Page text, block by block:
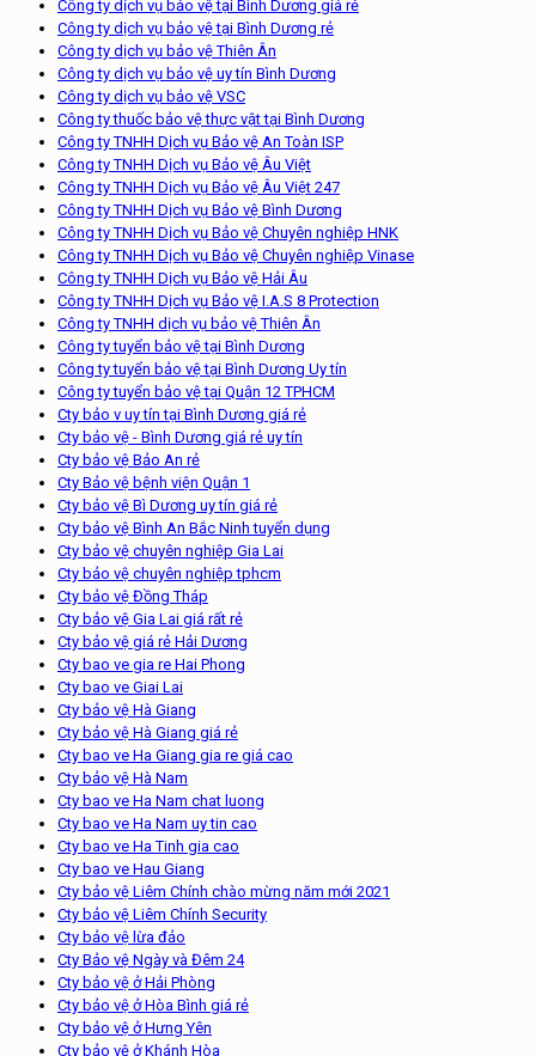
Công ty dịch vụ bảo vệ tại Bình Dương giá rẻ
Công ty dịch vụ bảo vệ tại Bình Dương rẻ
Công ty dịch vụ bảo vệ Thiên Ân
Công ty dịch vụ bảo vệ uy tín Bình Dương
Công ty dịch vụ bảo vệ VSC
Công ty thuốc bảo vệ thực vật tại Bình Dương
Công ty TNHH Dịch vụ Bảo vệ An Toàn ISP
Công ty TNHH Dịch vụ Bảo vệ Âu Việt
Công ty TNHH Dịch vụ Bảo vệ Âu Việt 247
Công ty TNHH Dịch vụ Bảo vệ Bình Dương
Công ty TNHH Dịch vụ Bảo vệ Chuyên nghiệp HNK
Công ty TNHH Dịch vụ Bảo vệ Chuyên nghiệp Vinase
Công ty TNHH Dịch vụ Bảo vệ Hải Âu
Công ty TNHH Dịch vụ Bảo vệ I.A.S 8 Protection
Công ty TNHH dịch vụ bảo vệ Thiên Ân
Công ty tuyển bảo vệ tại Bình Dương
Công ty tuyển bảo vệ tại Bình Dương Uy tín
Công ty tuyển bảo vệ tại Quận 12 TPHCM
Cty bảo v uy tín tại Bình Dương giá rẻ
Cty bảo vệ - Bình Dương giá rẻ uy tín
Cty bảo vệ Bảo An rẻ
Cty Bảo vệ bệnh viện Quận 1
Cty bảo vệ Bì Dương uy tín giá rẻ
Cty bảo vệ Bình An Bắc Ninh tuyển dụng
Cty bảo vệ chuyên nghiệp Gia Lai
Cty bảo vệ chuyên nghiệp tphcm
Cty bảo vệ Đồng Tháp
Cty bảo vệ Gia Lai giá rất rẻ
Cty bảo vệ giá rẻ Hải Dương
Cty bao ve gia re Hai Phong
Cty bao ve Giai Lai
Cty bảo vệ Hà Giang
Cty bảo vệ Hà Giang giá rẻ
Cty bao ve Ha Giang gia re giá cao
Cty bảo vệ Hà Nam
Cty bao ve Ha Nam chat luong
Cty bao ve Ha Nam uy tin cao
Cty bao ve Ha Tinh gia cao
Cty bao ve Hau Giang
Cty bảo vệ Liêm Chính chào mừng năm mới 2021
Cty bảo vệ Liêm Chính Security
Cty bảo vệ lừa đảo
Cty Bảo vệ Ngày và Đêm 24
Cty bảo vệ ở Hải Phòng
Cty bảo vệ ở Hòa Bình giá rẻ
Cty bảo vệ ở Hưng Yên
Cty bảo vệ ở Khánh Hòa